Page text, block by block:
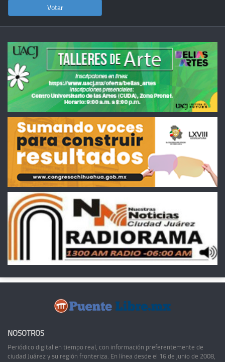
NOSOTROS
Periódico digital en tiempo real, con información preferentemente de
ciudad Juárez y su región fronteriza. En línea desde el 16 de junio de 2008,